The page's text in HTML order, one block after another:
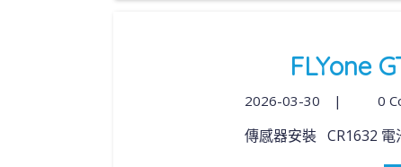
FLYone
2026-03-30 | 0
傳感器安裝 CR1632